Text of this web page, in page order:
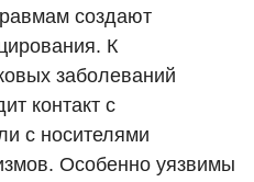
создают
К
заболеваний
контакт с
с носителями
Особенно уязвимы